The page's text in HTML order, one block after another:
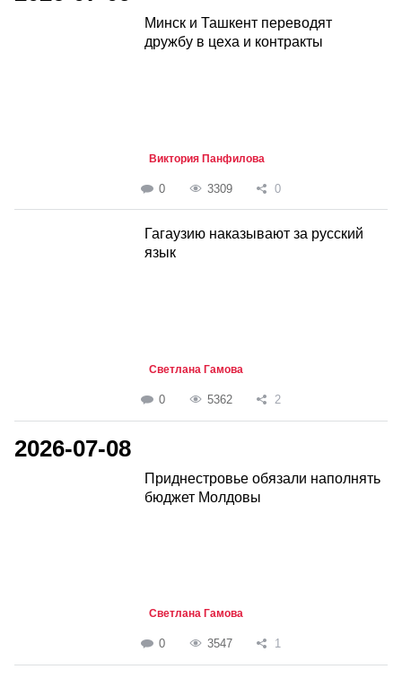
Минск и Ташкент переводят
дружбу в цеха и контракты
Виктория Панфилова
0 3309 0
Гагаузию наказывают за русский
язык
Светлана Гамова
0 5362 2
2026-07-08
Приднестровье обязали наполнять
бюджет Молдовы
Светлана Гамова
0 3547 1